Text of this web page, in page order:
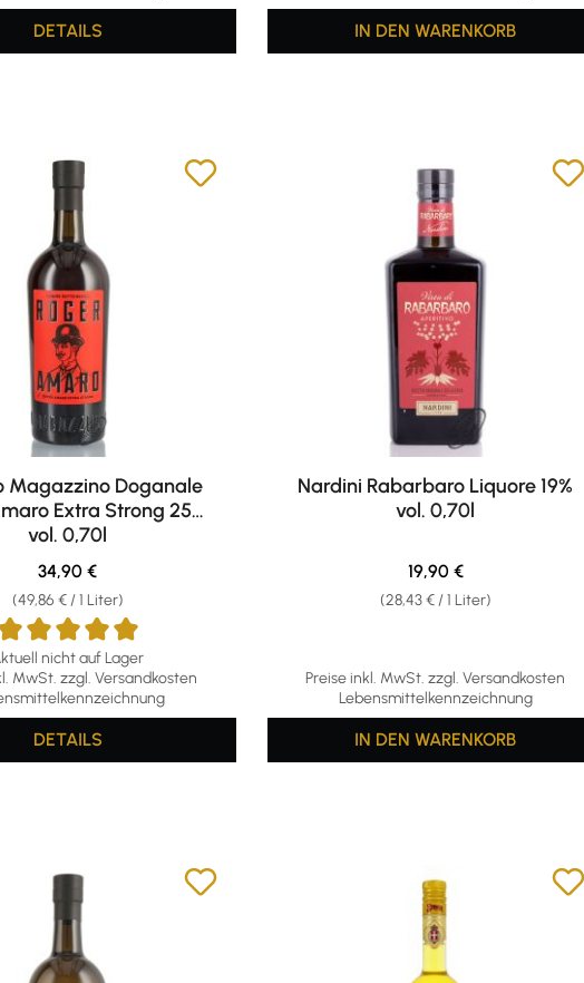
DETAILS IN DEN WARENKORB
Bewertung von 5 von 5 Sternen
Magazzino Doganale
Extra Strong 25%
vol. 0,70l
nicht auf Lager
MwSt. zzgl. Versandkosten
(49,86 € / 1 Liter)
Regulärer Preis:
34,90 €
DETAILS
Nardini Rabarbaro Liquore 19%
vol. 0,70l
Preise inkl. MwSt. zzgl. Versandkosten
Lebensmittelkennzeichnung
(28,43 € / 1 Liter)
Regulärer Preis:
19,90 €
IN DEN WARENKORB